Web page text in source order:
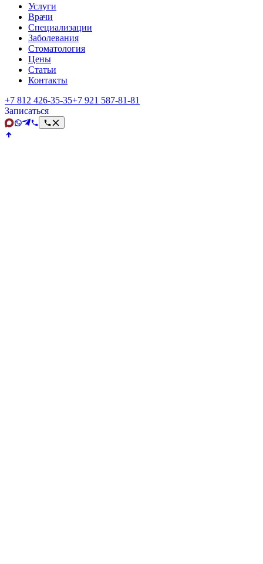
Услуги
Врачи
Специализации
Заболевания
Стоматология
Цены
Статьи
Контакты
+7 812 426‑35‑35+7 921 587‑81‑81
Записаться